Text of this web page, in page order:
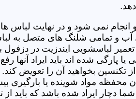
نمی شود و در نهایت لباس
آب و تمامی شلنگ های متصل به
لباسشویی ایندزیت در
پارگی شده اند باید ایراد آنها
تکنسین بخواهید آن را تعویض کند.
محفظه مواد شوینده یا بارگیری
ایراد شده باشد که باید از